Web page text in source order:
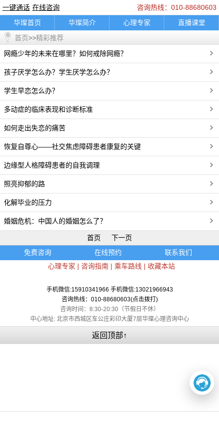
一键通话 在线咨询
咨询热线：010-88680603
华璨首页
华璨简介 心理专家
直播课堂
精彩推荐
联系我们
婚烟情感 孩子教育
职场人际
情绪调节
通知公告
首页>>精彩推荐
网瘾少年的未来在哪里？如何戒除网瘾？
孩子厌学怎么办？学生厌学怎么办？
学生早恋怎么办？
多动症的临床表现和诊断标准
如何走出失恋的痛苦
恢复自尊心——社交焦虑障碍患者康复的关键
边缘型人格障碍患者的自我调理
照亮抑郁的路
化解毕业的压力
婚姻危机：中国人的婚姻怎么了？
首页
下一页
免费咨询
在线预约
联系我们
心理专家 | 咨询指南 | 乘车路线 | 收藏本站
手机微信:15910341966 手机微信:13021966943
咨询热线：010-88680603(点击拨打)
咨询时间：8:30-20:30（节假日不休）
中心地址: 北京市西城区车公庄彩印大厦7层华璨心理咨询中心
返回顶部↑